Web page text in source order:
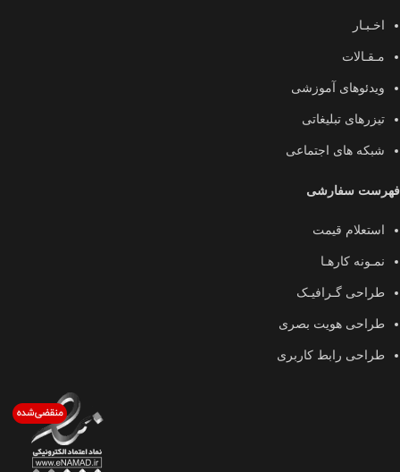
اخـبـار
مـقـالات
ویدئوهای آموزشی
تیزرهای تبلیغاتی
شبکه های اجتماعی
فهرست سفارشی
استعلام قیمت
نمـونه کارهـا
طراحی گـرافیـک
طراحی هویت بصری
طراحی رابط کاربری